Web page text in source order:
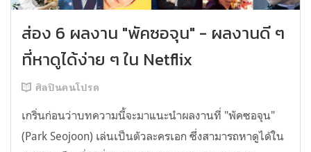
ส่อง 6 ผลงาน "พัคซอจุน" - ผลงานดี ๆ
ที่หาดูได้ง่าย ๆ ใน Netflix
ศิลปินคนโปรด
เกริ่นก่อนว่าบทความนี้จะมาแนะนำผลงานที่ "พัคซอจุน"
(Park Seojoon) เล่นเป็นตัวละครเอก ซึ่งสามารถหาดูได้ใน